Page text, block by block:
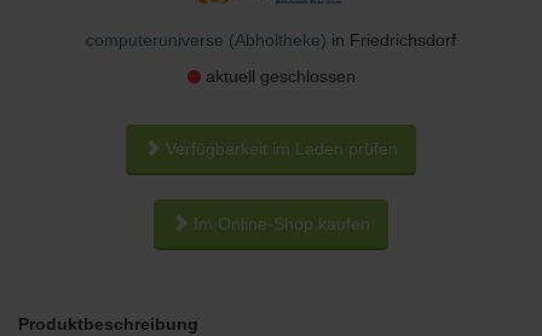
computeruniverse (Abholtheke) in Friedrichsdorf
aktuell geschlossen
Verfügbarkeit im Laden prüfen
Im Online-Shop kaufen
Produktbeschreibung